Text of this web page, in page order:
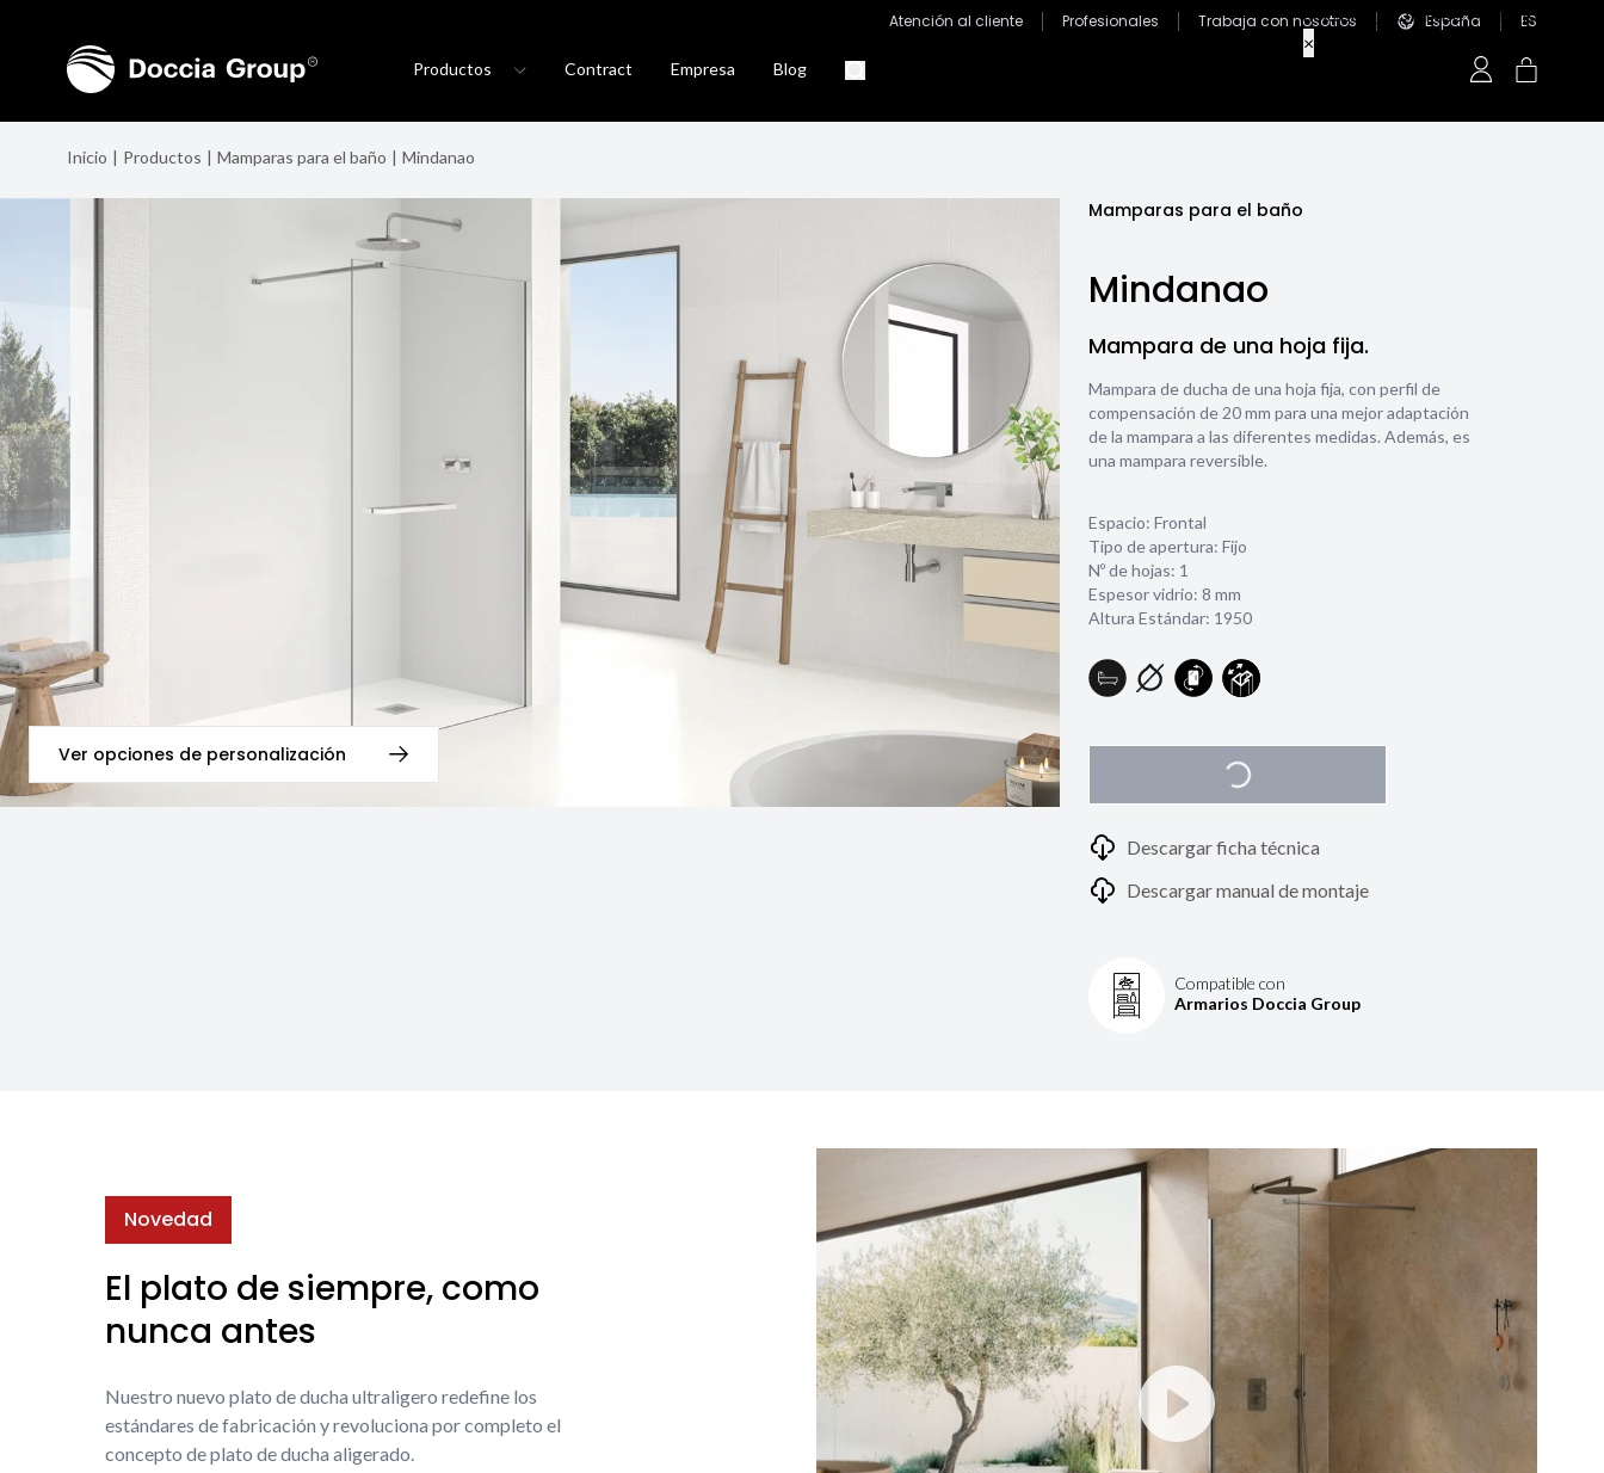
Atención al cliente Profesionales Trabaja con nosotros España ES
Productos Contract Empresa Blog
Inicio Productos Mamparas para el baño Mindanao
Ver opciones de personalización
Mamparas para el baño
Mindanao
Mampara de una hoja fija.
Mampara de ducha de una hoja fija, con perfil de
compensación de 20 mm para una mejor adaptación
de la mampara a las diferentes medidas. Además, es
una mampara reversible.
Espacio: Frontal
Tipo de apertura: Fijo
Nº de hojas: 1
Espesor vidrio: 8 mm
Altura Estándar: 1950
Descargar ficha técnica
Descargar manual de montaje
Compatible con
Armarios Doccia Group
Novedad
El plato de siempre, como
nunca antes
Nuestro nuevo plato de ducha ultraligero redefine los
estándares de fabricación y revoluciona por completo el
concepto de plato de ducha aligerado.